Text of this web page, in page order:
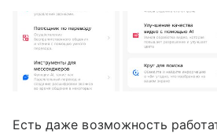
Есть даже возможность